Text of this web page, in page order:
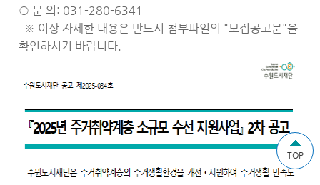
○ 문 의: 031-280-6341
※ 이상 자세한 내용은 반드시 첨부파일의 "모집공고문"을
확인하시기 바랍니다.
TOP